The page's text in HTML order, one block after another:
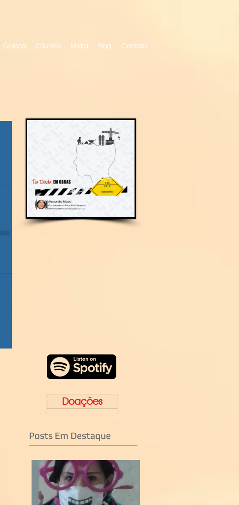
Galeria Clientes Mídia Blog Contato
Doações
Posts Em Destaque